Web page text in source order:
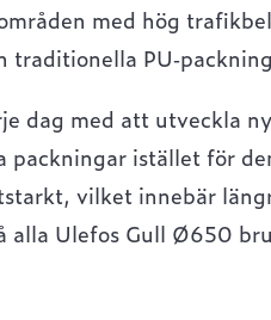
med hög
traditionella
dag med att utveckla
packningar istället för
vilket innebär
alla Ulefos Gull Ø650